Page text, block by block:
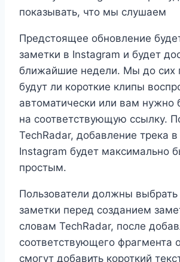
Предстоящее обновление
заметки в Instagram и будет
ближайшие недели. Мы до сих
будут ли короткие клипы
автоматически или вам нужно
на соответствующую ссылку.
TechRadar, добавление трека
Instagram будет максимально
простым.
Пользователи должны выбрать
заметки перед созданием
словам TechRadar, после
соответствующего фрагмента
смогут добавить короткий